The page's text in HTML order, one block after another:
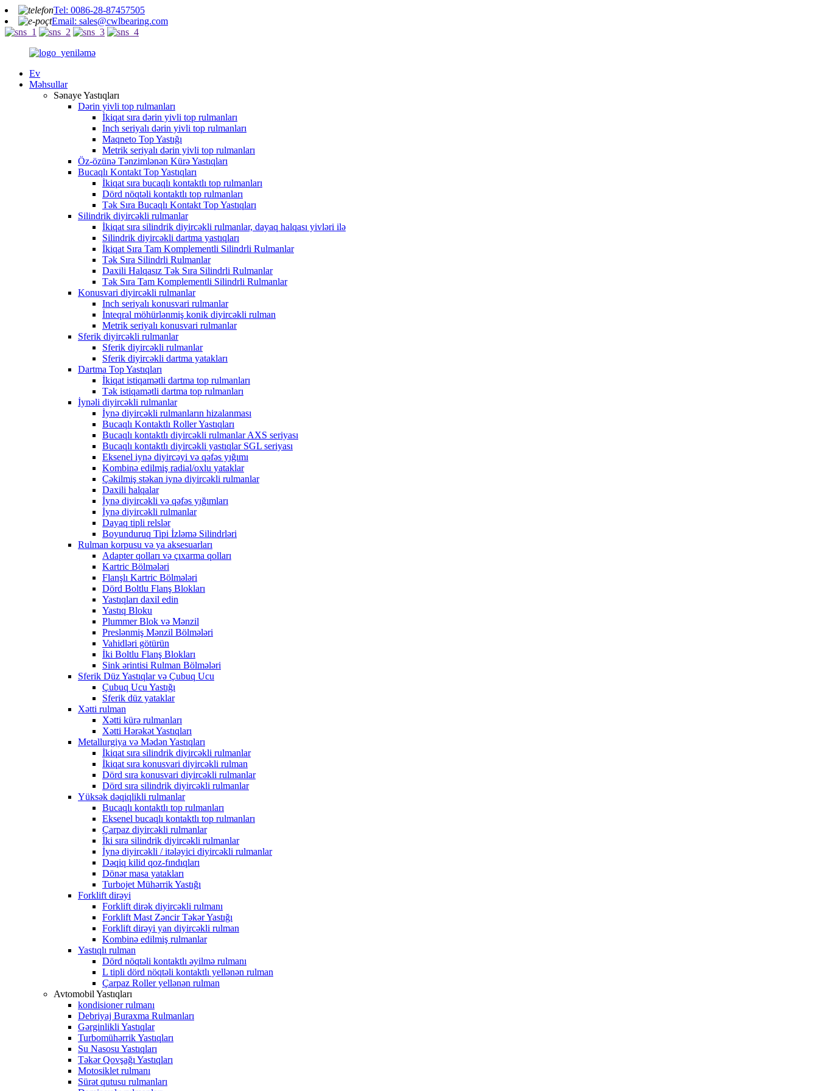
Tel: 0086-28-87457505
Email: sales@cwlbearing.com
Ev
Məhsullar
Sənaye Yastıqları
Dərin yivli top rulmanları
İkiqat sıra dərin yivli top rulmanları
Inch seriyalı dərin yivli top rulmanları
Maqneto Top Yastığı
Metrik seriyalı dərin yivli top rulmanları
Öz-özünə Tənzimlənən Kürə Yastıqları
Bucaqlı Kontakt Top Yastıqları
İkiqat sıra bucaqlı kontaktlı top rulmanları
Dörd nöqtəli kontaktlı top rulmanları
Tək Sıra Bucaqlı Kontakt Top Yastıqları
Silindrik diyircəkli rulmanlar
İkiqat sıra silindrik diyircəkli rulmanlar, dayaq halqası yivləri ilə
Silindrik diyircəkli dartma yastıqları
İkiqat Sıra Tam Komplementli Silindrli Rulmanlar
Tək Sıra Silindrli Rulmanlar
Daxili Halqasız Tək Sıra Silindrli Rulmanlar
Tək Sıra Tam Komplementli Silindrli Rulmanlar
Konusvari diyircəkli rulmanlar
Inch seriyalı konusvari rulmanlar
İnteqral möhürlənmiş konik diyircəkli rulman
Metrik seriyalı konusvari rulmanlar
Sferik diyircəkli rulmanlar
Sferik diyircəkli rulmanlar
Sferik diyircəkli dartma yatakları
Dartma Top Yastıqları
İkiqat istiqamətli dartma top rulmanları
Tək istiqamətli dartma top rulmanları
İynəli diyircəkli rulmanlar
İynə diyircəkli rulmanların hizalanması
Bucaqlı Kontaktlı Roller Yastıqları
Bucaqlı kontaktlı diyircəkli rulmanlar AXS seriyası
Bucaqlı kontaktlı diyircəkli yastıqlar SGL seriyası
Eksenel iynə diyircəyi və qəfəs yığımı
Kombinə edilmiş radial/oxlu yataklar
Çəkilmiş stəkan iynə diyircəkli rulmanlar
Daxili halqalar
İynə diyircəkli və qəfəs yığımları
İynə diyircəkli rulmanlar
Dayaq tipli relslər
Boyunduruq Tipi İzləmə Silindrləri
Rulman korpusu və ya aksesuarları
Adapter qolları və çıxarma qolları
Kartric Bölmələri
Flanşlı Kartric Bölmələri
Dörd Boltlu Flanş Blokları
Yastıqları daxil edin
Yastıq Bloku
Plummer Blok və Mənzil
Preslənmiş Mənzil Bölmələri
Vahidləri götürün
İki Boltlu Flanş Blokları
Sink ərintisi Rulman Bölmələri
Sferik Düz Yastıqlar və Çubuq Ucu
Çubuq Ucu Yastığı
Sferik düz yataklar
Xətti rulman
Xətti kürə rulmanları
Xətti Hərəkət Yastıqları
Metallurgiya və Mədən Yastıqları
İkiqat sıra silindrik diyircəkli rulmanlar
İkiqat sıra konusvari diyircəkli rulman
Dörd sıra konusvari diyircəkli rulmanlar
Dörd sıra silindrik diyircəkli rulmanlar
Yüksək dəqiqlikli rulmanlar
Bucaqlı kontaktlı top rulmanları
Eksenel bucaqlı kontaktlı top rulmanları
Çarpaz diyircəkli rulmanlar
İki sıra silindrik diyircəkli rulmanlar
İynə diyircəkli / itələyici diyircəkli rulmanlar
Dəqiq kilid qoz-fındıqları
Dönər masa yatakları
Turbojet Mühərrik Yastığı
Forklift dirəyi
Forklift dirək diyircəkli rulmanı
Forklift Mast Zəncir Təkər Yastığı
Forklift dirəyi yan diyircəkli rulman
Kombinə edilmiş rulmanlar
Yastıqlı rulman
Dörd nöqtəli kontaktlı əyilmə rulmanı
L tipli dörd nöqtəli kontaktlı yellənən rulman
Çarpaz Roller yellənən rulman
Avtomobil Yastıqları
kondisioner rulmanı
Debriyaj Buraxma Rulmanları
Gərginlikli Yastıqlar
Turbomühərrik Yastıqları
Su Nasosu Yastıqları
Təkər Qovşağı Yastıqları
Motosiklet rulmanı
Sürət qutusu rulmanları